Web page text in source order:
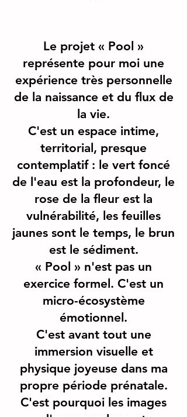
Le projet « Pool »
représente pour moi une
expérience très personnelle
de la naissance et du flux de
la vie.
C'est un espace intime,
territorial, presque
contemplatif : le vert foncé
de l'eau est la profondeur, le
rose de la fleur est la
vulnérabilité, les feuilles
jaunes sont le temps, le brun
est le sédiment.
« Pool » n'est pas un
exercice formel. C'est un
micro-écosystème
émotionnel.
C'est avant tout une
immersion visuelle et
physique joyeuse dans ma
propre période prénatale.
C'est pourquoi les images